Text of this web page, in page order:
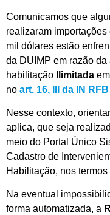
Comunicamos que
realizaram
mil dólares estão
da DUIMP em razão
habilitação
Ilimitada
no art. 16, III da IN
Nesse contexto,
aplica, que seja
meio do Portal Único
Cadastro de
Habilitação, nos termos
Na eventual
forma automatizada, a